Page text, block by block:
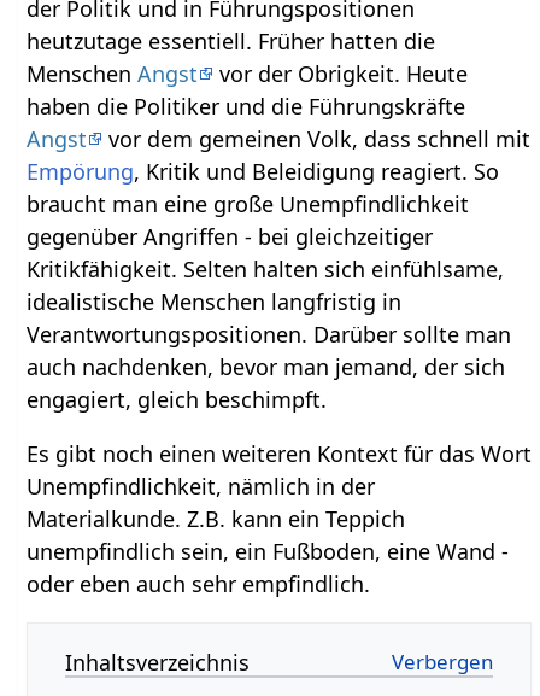
der Politik und in Führungspositionen
heutzutage essentiell. Früher hatten die
MenschenAngst
vor der Obrigkeit. Heute
haben die Politiker und die Führungskräfte
Angst
vor dem gemeinen Volk, dass schnell mit
Empörung, Kritik und Beleidigung reagiert. So
braucht man eine große Unempfindlichkeit
gegenüber Angriffen - bei gleichzeitiger
Kritikfähigkeit. Selten halten sich einfühlsame,
idealistische Menschen langfristig in
Verantwortungspositionen. Darüber sollte man
auch nachdenken, bevor man jemand, der sich
engagiert, gleich beschimpft.
Es gibt noch einen weiteren Kontext für das Wort
Unempfindlichkeit, nämlich in der
Materialkunde. Z.B. kann ein Teppich
unempfindlich sein, ein Fußboden, eine Wand -
oder eben auch sehr empfindlich.
Inhaltsverzeichnis